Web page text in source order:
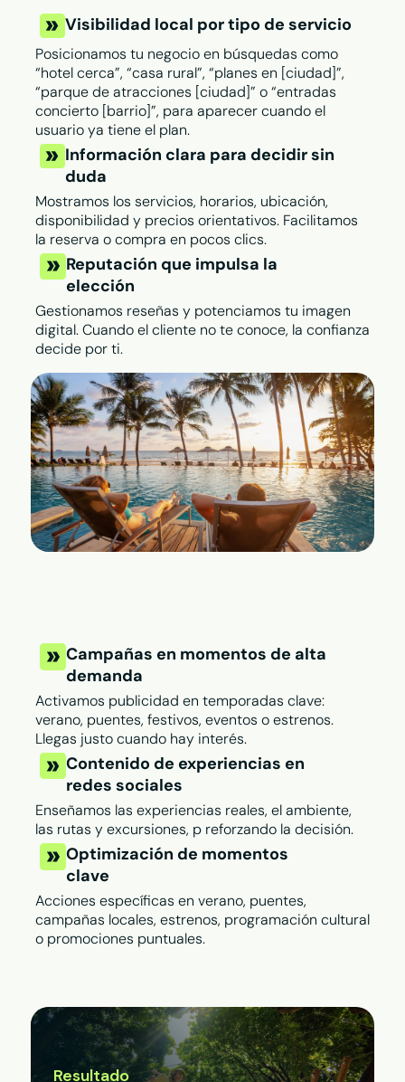
Posicionamos tu negocio en búsquedas como
“hotel cerca”, “casa rural”, “planes en [ciudad]”,
“parque de atracciones [ciudad]” o “entradas
concierto [barrio]”, para aparecer cuando el
usuario ya tiene el plan.
Información clara para decidir sin
duda
Mostramos los servicios, horarios, ubicación,
disponibilidad y precios orientativos. Facilitamos
la reserva o compra en pocos clics.
Reputación que impulsa la
elección
Gestionamos reseñas y potenciamos tu imagen
digital. Cuando el cliente no te conoce, la confianza
decide por ti.
Visibilidad local por tipo de servicio
Resultado
Campañas en momentos de alta
demanda
Activamos publicidad en temporadas clave:
verano, puentes, festivos, eventos o estrenos.
Llegas justo cuando hay interés.
Contenido de experiencias en
redes sociales
Enseñamos las experiencias reales, el ambiente,
las rutas y excursiones, p reforzando la decisión.
Optimización de momentos
clave
Acciones específicas en verano, puentes,
campañas locales, estrenos, programación cultural
o promociones puntuales.